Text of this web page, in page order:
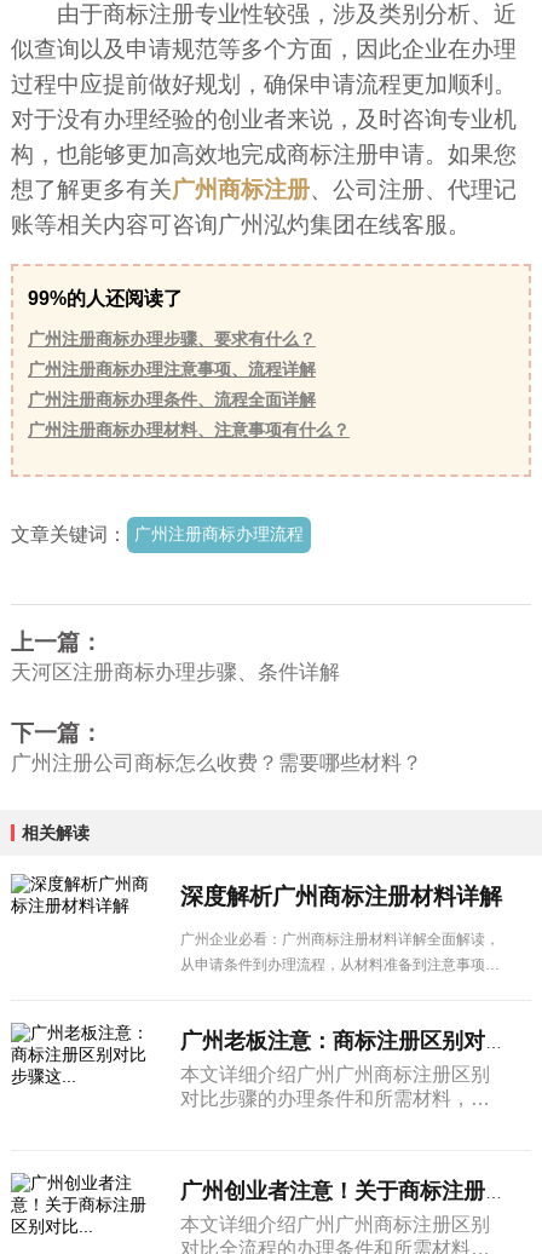
由于商标注册专业性较强，涉及类别分析、近
似查询以及申请规范等多个方面，因此企业在办理
过程中应提前做好规划，确保申请流程更加顺利。
对于没有办理经验的创业者来说，及时咨询专业机
构，也能够更加高效地完成商标注册申请。如果您
想了解更多有关广州商标注册、公司注册、代理记
账等相关内容可咨询广州泓灼集团在线客服。
99%的人还阅读了
广州注册商标办理步骤、要求有什么？
广州注册商标办理注意事项、流程详解
广州注册商标办理条件、流程全面详解
广州注册商标办理材料、注意事项有什么？
文章关键词： 广州注册商标办理流程
上一篇：
天河区注册商标办理步骤、条件详解
下一篇：
广州注册公司商标怎么收费？需要哪些材料？
相关解读
深度解析广州商标注册材料详解
广州企业必看：广州商标注册材料详解全面解读，
从申请条件到办理流程，从材料准备到注意事项，
广州老板注意：商标注册区别对比步骤这...
本文详细介绍广州广州商标注册区别
对比步骤的办理条件和所需材料，帮
本文详细介绍广州广州商标注册区别
对比全流程的办理条件和所需材料，